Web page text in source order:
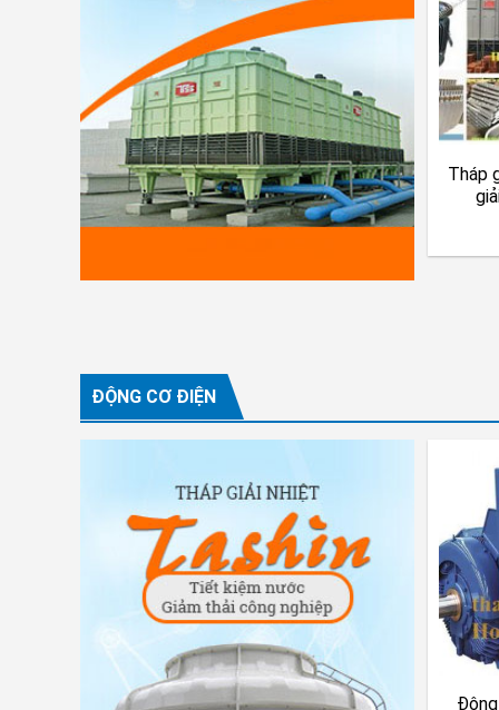
Tháp
ĐỘNG CƠ ĐIỆN